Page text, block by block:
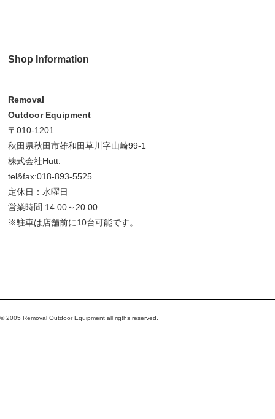
Shop Information
Removal
Outdoor Equipment
〒010-1201
秋田県秋田市雄和田草川字山崎99-1
株式会社Hutt.
tel&fax:018-893-5525
定休日：水曜日
営業時間:14:00～20:00
※駐車は店舗前に10台可能です。
© 2005 Removal Outdoor Equipment all rigths reserved.